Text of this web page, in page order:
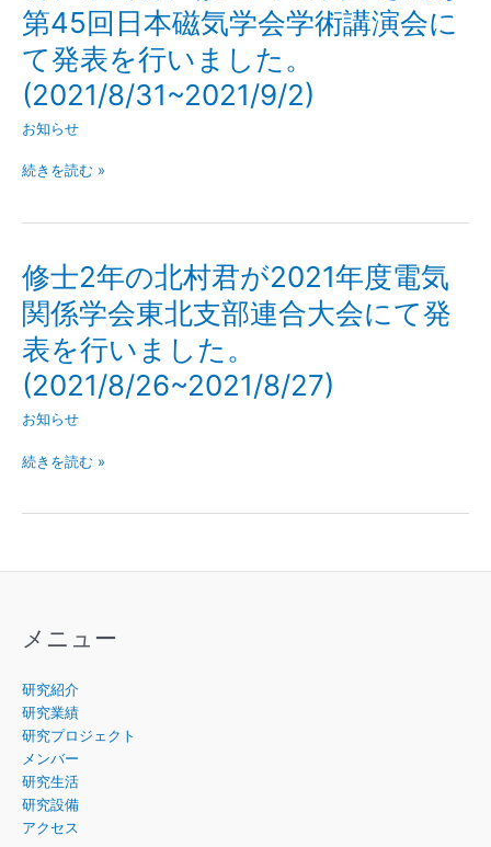
第45回日本磁気学会学術講演会に
て発表を行いました。
(2021/8/31~2021/9/2)
お知らせ
修
の
石
原
君、
鹿
野
君、
高
君、
山
の
木
さ
ん
が
第
45
回
続きを読む »
修士2年の北村君が2021年度電気
関係学会東北支部連合大会にて発
表を行いました。
(2021/8/26~2021/8/27)
お知らせ
修
北
が
年
度
電
気
関
係
学
続きを読む »
メニュー
研究紹介
研究業績
研究プロジェクト
メンバー
研究生活
研究設備
アクセス